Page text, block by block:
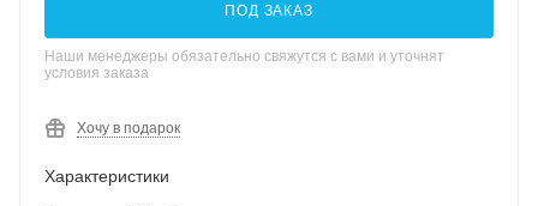
ПОД ЗАКАЗ
Наши менеджеры обязательно свяжутся с вами и уточнят
условия заказа
Хочу в подарок
Характеристики